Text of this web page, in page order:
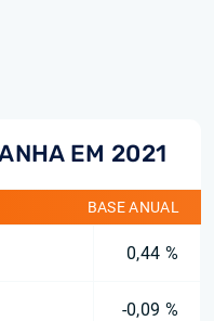
EM 2021
BASE ANUAL
0,44 %
-0,09 %